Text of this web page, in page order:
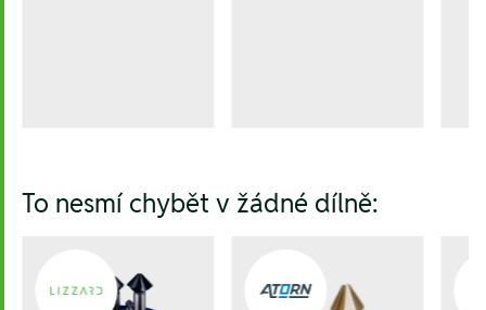
To nesmí chybět v žádné dílně: